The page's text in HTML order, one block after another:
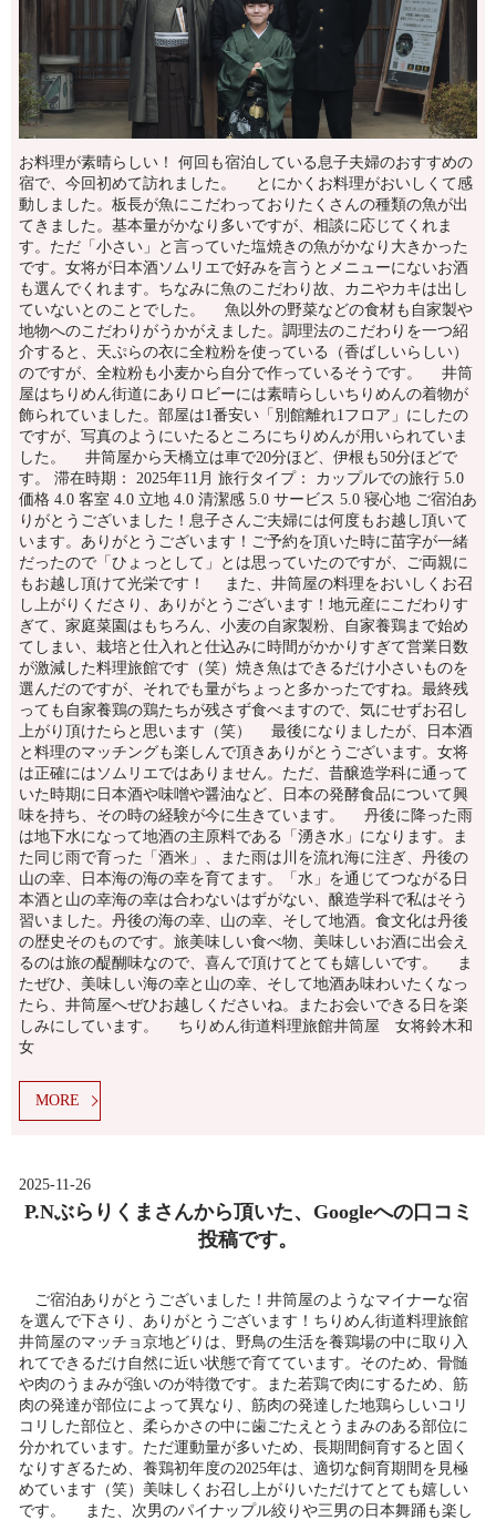
お料理が素晴らしい！ 何回も宿泊している息子夫婦のおすすめの
宿で、今回初めて訪れました。 とにかくお料理がおいしくて感
動しました。板長が魚にこだわっておりたくさんの種類の魚が出
てきました。基本量がかなり多いですが、相談に応じてくれま
す。ただ「小さい」と言っていた塩焼きの魚がかなり大きかった
です。女将が日本酒ソムリエで好みを言うとメニューにないお酒
も選んでくれます。ちなみに魚のこだわり故、カニやカキは出し
ていないとのことでした。 魚以外の野菜などの食材も自家製や
地物へのこだわりがうかがえました。調理法のこだわりを一つ紹
介すると、天ぷらの衣に全粒粉を使っている（香ばしいらしい）
のですが、全粒粉も小麦から自分で作っているそうです。 井筒
屋はちりめん街道にありロビーには素晴らしいちりめんの着物が
飾られていました。部屋は1番安い「別館離れ1フロア」にしたの
ですが、写真のようにいたるところにちりめんが用いられていま
した。 井筒屋から天橋立は車で20分ほど、伊根も50分ほどで
す。 滞在時期： 2025年11月 旅行タイプ： カップルでの旅行 5.0
価格 4.0 客室 4.0 立地 4.0 清潔感 5.0 サービス 5.0 寝心地 ご宿泊あ
りがとうございました！息子さんご夫婦には何度もお越し頂いて
います。ありがとうございます！ご予約を頂いた時に苗字が一緒
だったので「ひょっとして」とは思っていたのですが、ご両親に
もお越し頂けて光栄です！ また、井筒屋の料理をおいしくお召
し上がりくださり、ありがとうございます！地元産にこだわりす
ぎて、家庭菜園はもちろん、小麦の自家製粉、自家養鶏まで始め
てしまい、栽培と仕入れと仕込みに時間がかかりすぎて営業日数
が激減した料理旅館です（笑）焼き魚はできるだけ小さいものを
選んだのですが、それでも量がちょっと多かったですね。最終残
っても自家養鶏の鶏たちが残さず食べますので、気にせずお召し
上がり頂けたらと思います（笑） 最後になりましたが、日本酒
と料理のマッチングも楽しんで頂きありがとうございます。女将
は正確にはソムリエではありません。ただ、昔醸造学科に通って
いた時期に日本酒や味噌や醤油など、日本の発酵食品について興
味を持ち、その時の経験が今に生きています。 丹後に降った雨
は地下水になって地酒の主原料である「湧き水」になります。ま
た同じ雨で育った「酒米」、また雨は川を流れ海に注ぎ、丹後の
山の幸、日本海の海の幸を育てます。「水」を通じてつながる日
本酒と山の幸海の幸は合わないはずがない、醸造学科で私はそう
習いました。丹後の海の幸、山の幸、そして地酒。食文化は丹後
の歴史そのものです。旅美味しい食べ物、美味しいお酒に出会え
るのは旅の醍醐味なので、喜んで頂けてとても嬉しいです。 ま
たぜひ、美味しい海の幸と山の幸、そして地酒あ味わいたくなっ
たら、井筒屋へぜひお越しくださいね。またお会いできる日を楽
しみにしています。 ちりめん街道料理旅館井筒屋 女将鈴木和
女
MORE
2025-11-26
P.Nぶらりくまさんから頂いた、Googleへの口コミ
投稿です。
ご宿泊ありがとうございました！井筒屋のようなマイナーな宿
を選んで下さり、ありがとうございます！ちりめん街道料理旅館
井筒屋のマッチョ京地どりは、野鳥の生活を養鶏場の中に取り入
れてできるだけ自然に近い状態で育てています。そのため、骨髄
や肉のうまみが強いのが特徴です。また若鶏で肉にするため、筋
肉の発達が部位によって異なり、筋肉の発達した地鶏らしいコリ
コリした部位と、柔らかさの中に歯ごたえとうまみのある部位に
分かれています。ただ運動量が多いため、長期間飼育すると固く
なりすぎるため、養鶏初年度の2025年は、適切な飼育期間を見極
めています（笑）美味しくお召し上がりいただけてとても嬉しい
です。 また、次男のパイナップル絞りや三男の日本舞踊も楽し